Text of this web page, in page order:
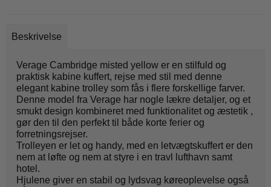
Beskrivelse
Verage Cambridge misted yellow er en stilfuld og
praktisk kabine kuffert, rejse med stil med denne
elegant kabine trolley som fås i flere forskellige farver.
Denne model fra Verage har nogle lækre detaljer, og et
smukt design kombineret med funktionalitet og æstetik ,
gør den til den perfekt til både korte ferier og
forretningsrejser.
Trolleyen er let og handy, med en letvægtskuffert er den
nem at løfte og nem at styre i en travl lufthavn samt
hotel.
Hjulene giver en stabil og lydsvag køreoplevelse også